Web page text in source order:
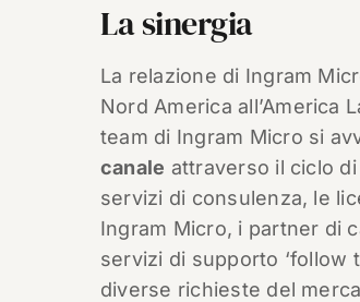
La sinergia
La relazione di Ingram
Nord America all’America
team di Ingram Micro si
canale attraverso il ciclo
servizi di consulenza, le
Ingram Micro, i partner di
servizi di supporto ‘follow
diverse richieste del